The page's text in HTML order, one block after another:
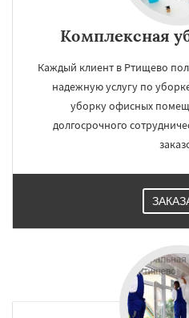
Комплексная
Каждый клиент в Ртищево
надежную услугу по
уборку офисных
долгосрочного